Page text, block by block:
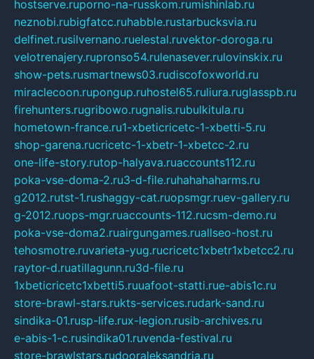
hostserve.ruporno-na-russkom.rumishinlab.ru
neznobi.rubigfatcc.ruhabble.rustarbucksvia.ru
delfinet.rusilvernano.ruelestal.ruvektor-doroga.ru
velotrenajery.rupronso54.rulenasever.rulovinskix.ru
show-pets.rusmartnews03.rudiscofoxworld.ru
miraclecoon.rupongup.ruhostel65.ruliura.ruglasspb.ru
firehunters.rugribowo.rugnalis.rubulkitula.ru
hometown-france.ru1-xbeticricetc-1-xbetti-5.ru
shop-garena.rucricetc-1-xbetr-1-xbetcc-2.ru
one-life-story.rutop-halyava.ruaccounts112.ru
poka-vse-doma-2.ru3-d-file.ruhahahaharms.ru
g2012.rutst-1.rushaggy-cat.ruopsmgr.ruev-gallery.ru
g-2012.ruops-mgr.ruaccounts-112.rucsm-demo.ru
poka-vse-doma2.ruairgungames.ruallseo-host.ru
tehosmotre.ruvarieta-yug.rucricetc1xbetr1xbetcc2.ru
raytor-d.ruatillagunn.ru3d-file.ru
1xbeticricetc1xbetti5.ruuafoot-statti.rue-abis1c.ru
store-brawl-stars.rukts-services.rudark-sand.ru
sindika-01.rusp-life.rux-legion.rusib-archives.ru
e-abis-1-c.rusindika01.ruvenda-festival.ru
store-brawlstars.rudooraleksandria.ru